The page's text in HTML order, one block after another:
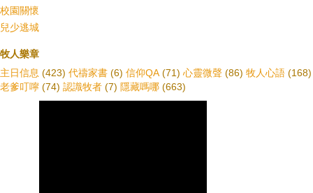
校園關懷
兒少逃城
牧人樂章
主日信息 (423) 代禱家書 (6) 信仰QA (71) 心靈微聲 (86) 牧人心語 (168)
老爹叮嚀 (74) 認識牧者 (7) 隱藏嗎哪 (663)